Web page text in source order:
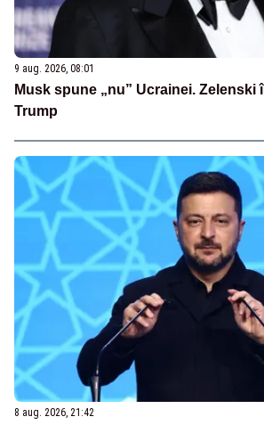
9 aug. 2026, 08:01
Musk spune „nu” Ucrainei. Zelenski
Trump
8 aug. 2026, 21:42